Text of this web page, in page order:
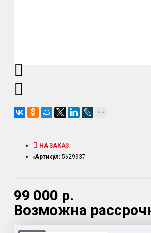
99 000 р.
Возможна
НА ЗАКАЗ
Артикул: 5629937